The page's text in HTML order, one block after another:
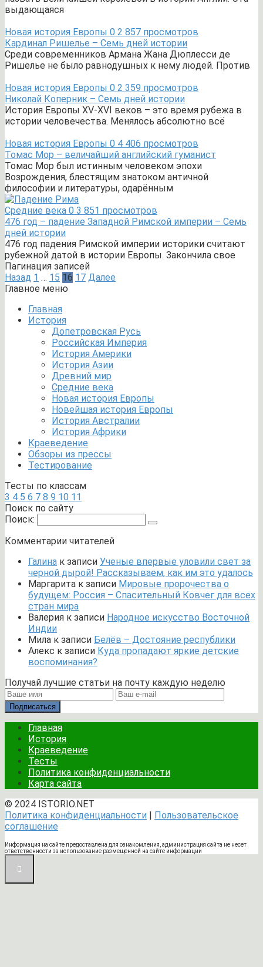
выдающаяся
Новая история Европы 0 2 857 просмотров
Кардинал Ришелье – Семь дней истории
Среди современников Армана Жана Дюплесси де
Ришелье не было равнодушных к нему людей. Против
Новая история Европы 0 2 359 просмотров
Николай Коперник – Семь дней истории
История Европы XV-XVI веков – это время рубежа в
истории человечества. Менялось абсолютно всё
Новая история Европы 0 4 406 просмотров
Томас Мор – величайший английский гуманист
Томас Мор был истинным человеком эпохи
Возрождения, блестящим знатоком античной
философии и литературы, одарённым
Средние века 0 3 851 просмотров
476 год – падение Западной Римской империи – Семь
дней истории
476 год падения Римской империи историки считают
рубежной датой в истории Европы. Закончила свое
Пагинация записей
Назад 1 … 15 16 17 Далее
Главное меню
Главная
История
Допетровская Русь
Российская Империя
История Америки
История Азии
Древний мир
Средние века
Новая история Европы
Новейшая история Европы
История Австралии
История Африки
Краеведение
Обзоры из прессы
Тестирование
Тесты по классам
3 4 5 6 7 8 9 10 11
Поиск по сайту
Поиск:
Комментарии читателей
Галина к записи Ученые впервые уловили свет за
черной дырой! Рассказываем, как им это удалось
Маргарита к записи Мировые пророчества о
будущем: Россия – Спасительный Ковчег для всех
стран мира
Валерия к записи Народное искусство Восточной
Индии
Мила к записи Белёв – Достояние республики
Алекс к записи Куда пропадают яркие детские
воспоминания?
Получай лучшие статьи на почту каждую неделю
Подписаться
Главная
История
Краеведение
Тесты
Политика конфиденциальности
Карта сайта
© 2024 ISTORIO.NET
Политика конфиденциальности | Пользовательское
соглашение
Информация на сайте предоставлена для ознакомления, администрация сайта не несет
ответственности за использование размещенной на сайте информации